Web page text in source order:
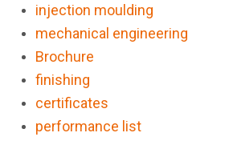
injection moulding
mechanical engineering
Brochure
finishing
certificates
performance list